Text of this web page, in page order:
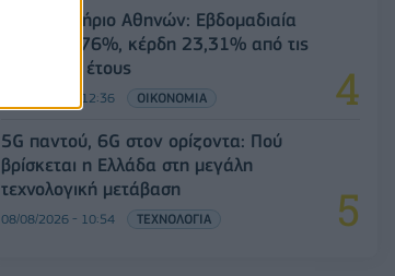
Χρηματιστήριο Αθηνών: Εβδομαδιαία
άνοδος 1,76%, κέρδη 23,31% από τις
αρχές του έτους
08/08/2026 - 12:36 ΟΙΚΟΝΟΜΙΑ
5G παντού, 6G στον ορίζοντα: Πού
βρίσκεται η Ελλάδα στη μεγάλη
τεχνολογική μετάβαση
08/08/2026 - 10:54 ΤΕΧΝΟΛΟΓΙΑ